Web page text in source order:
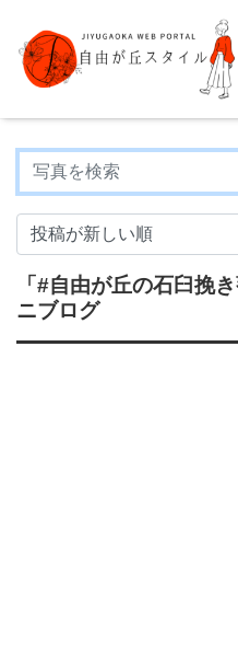
「#自由が丘の石臼挽
ニブログ